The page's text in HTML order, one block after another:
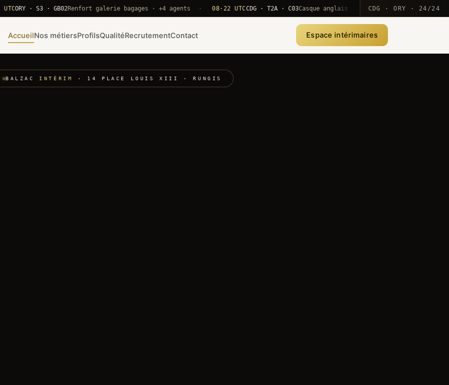
· S3 · GB02Renfort galerie bagages · +4 agents · 08·22 UTCCDG · T2A · C03 Casque anglais positionné · rotation MEA ·
CDG · ORY · 24/24
AccueilNos métiersProfilsQualitéRecrutementContact Espace intérimaires
BALZAC INTÉRIM · 14 PLACE LOUIS XIII · RUNGIS